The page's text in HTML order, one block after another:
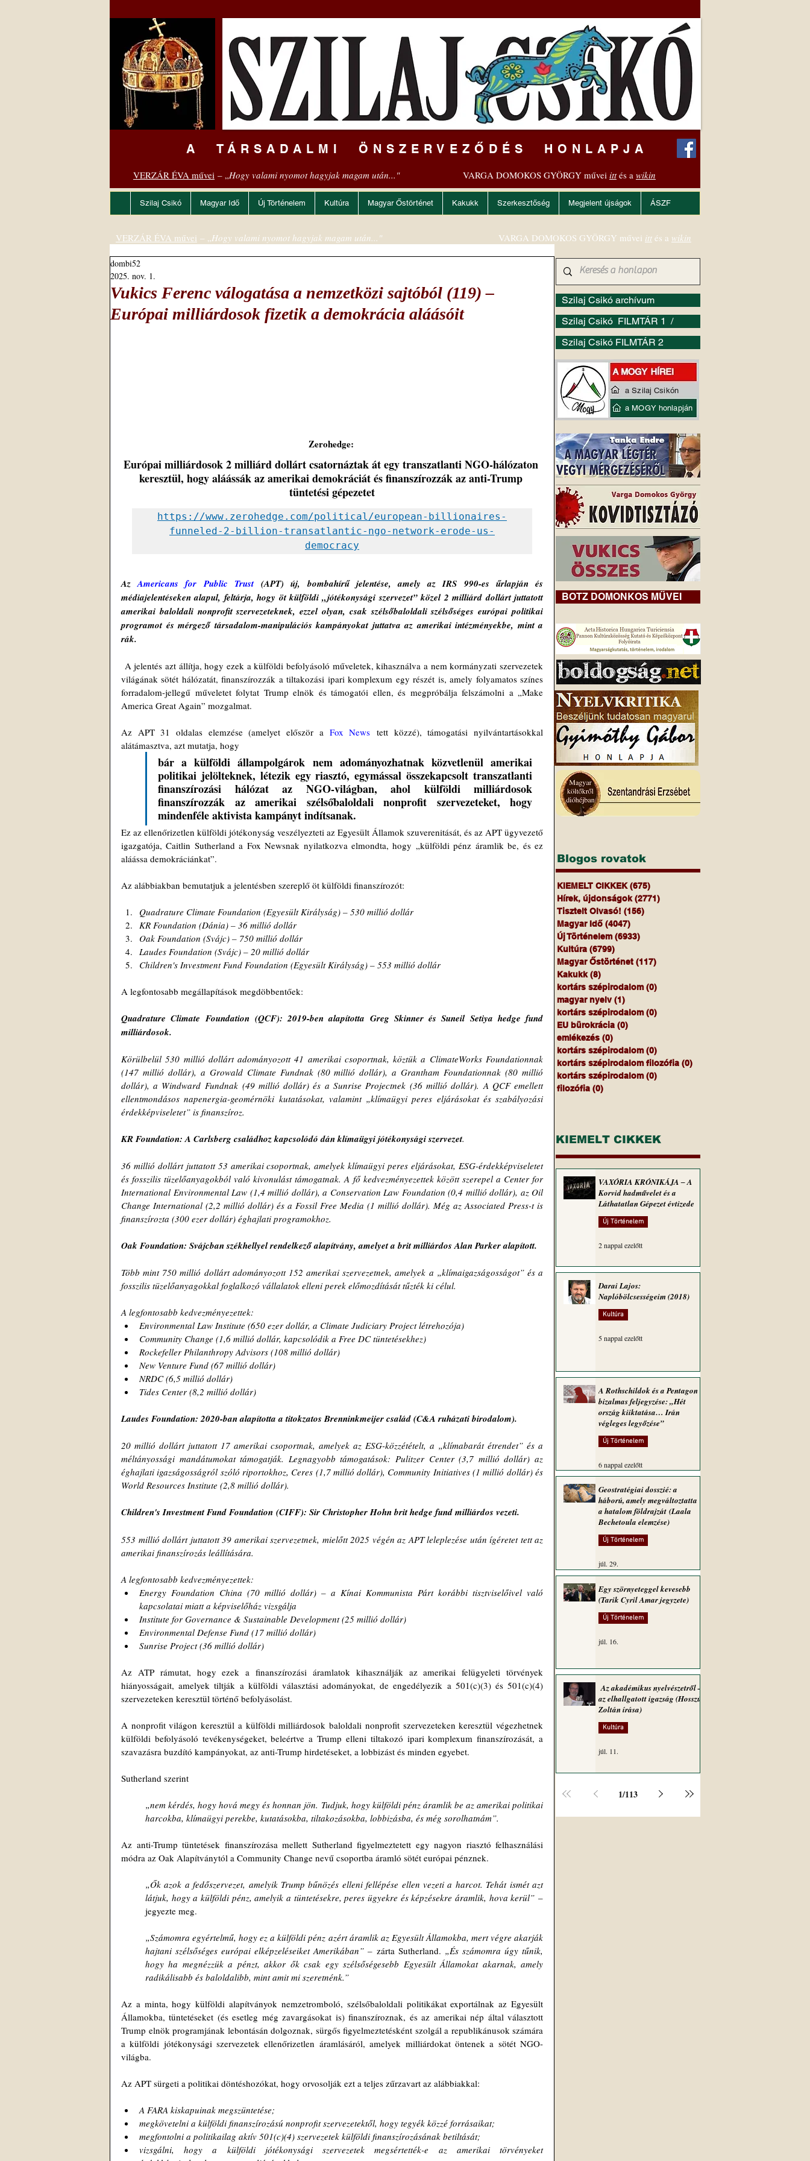
A TÁRSADALMI ÖNSZERVEZŐDÉS HONLAPJA
VERZÁR ÉVA művei – „Hogy valami nyomot hagyjak magam után..." VARGA DOMOKOS GYÖRGY művei ittés a wikin
Szilaj Csikó Magyar Idő Új Történelem Kultúra Magyar Őstörténet Kakukk Szerkesztőség Megjelent újságok ÁSZF
Vukics Ferenc válogatása a nemzetközi sajtóból (119) –
Európai milliárdosok fizetik a demokrácia aláásóit
dombi52
2025. nov. 1.
Zerohedge:
Európai milliárdosok 2 milliárd dollárt csatornáztak át egy transzatlanti NGO-hálózaton
keresztül, hogy aláássák az amerikai demokráciát és finanszírozzák az anti-Trump
tüntetési gépezetet
https://www.zerohedge.com/political/european-billionaires-
funneled-2-billion-transatlantic-ngo-network-erode-us-
democracy
Az Americans for Public Trust (APT) új, bombahírű jelentése, amely az IRS 990-es űrlapján és
médiajelentéseken alapul, feltárja, hogy öt külföldi „jótékonysági szervezet” közel 2 milliárd dollárt juttatott
amerikai baloldali nonprofit szervezeteknek, ezzel olyan, csak szélsőbaloldali szélsőséges európai politikai
programot és mérgező társadalom-manipulációs kampányokat juttatva az amerikai intézményekbe, mint a
rák.
A jelentés azt állítja, hogy ezek a külföldi befolyásoló műveletek, kihasználva a nem kormányzati szervezetek
világának sötét hálózatát, finanszírozzák a tiltakozási ipari komplexum egy részét is, amely folyamatos színes
forradalom-jellegű műveletet folytat Trump elnök és támogatói ellen, és megpróbálja felszámolni a „Make
America Great Again” mozgalmat.
Az APT 31 oldalas elemzése (amelyet először a Fox News tett közzé), támogatási nyilvántartásokkal
alátámasztva, azt mutatja, hogy
bár a külföldi állampolgárok nem adományozhatnak közvetlenül amerikai
politikai jelölteknek, létezik egy riasztó, egymással összekapcsolt transzatlanti
finanszírozási hálózat az NGO-világban, ahol külföldi milliárdosok
finanszírozzák az amerikai szélsőbaloldali nonprofit szervezeteket, hogy
mindenféle aktivista kampányt indítsanak.
Ez az ellenőrizetlen külföldi jótékonyság veszélyezteti az Egyesült Államok szuverenitását, és az APT ügyvezető
igazgatója, Caitlin Sutherland a Fox Newsnak nyilatkozva elmondta, hogy „külföldi pénz áramlik be, és ez
aláássa demokráciánkat”.
Az alábbiakban bemutatjuk a jelentésben szereplő öt külföldi finanszírozót:
Quadrature Climate Foundation (Egyesült Királyság) – 530 millió dollár
KR Foundation (Dánia) – 36 millió dollár
Oak Foundation (Svájc) – 750 millió dollár
Laudes Foundation (Svájc) – 20 millió dollár
Children's Investment Fund Foundation (Egyesült Királyság) – 553 millió dollár
A legfontosabb megállapítások megdöbbentőek:
Quadrature Climate Foundation (QCF): 2019-ben alapította Greg Skinner és Suneil Setiya hedge fund
milliárdosok.
Körülbelül 530 millió dollárt adományozott 41 amerikai csoportnak, köztük a ClimateWorks Foundationnak
(147 millió dollár), a Growald Climate Fundnak (80 millió dollár), a Grantham Foundationnak (80 millió
dollár), a Windward Fundnak (49 millió dollár) és a Sunrise Projectnek (36 millió dollár). A QCF emellett
ellentmondásos napenergia-geomérnöki kutatásokat, valamint „klímaügyi peres eljárásokat és szabályozási
érdekképviseletet” is finanszíroz.
KR Foundation: A Carlsberg családhoz kapcsolódó dán klímaügyi jótékonysági szervezet.
36 millió dollárt juttatott 53 amerikai csoportnak, amelyek klímaügyi peres eljárásokat, ESG-érdekképviseletet
és fosszilis tüzelőanyagokból való kivonulást támogatnak. A fő kedvezményezettek között szerepel a Center for
International Environmental Law (1,4 millió dollár), a Conservation Law Foundation (0,4 millió dollár), az Oil
Change International (2,2 millió dollár) és a Fossil Free Media (1 millió dollár). Még az Associated Press-t is
finanszírozta (300 ezer dollár) éghajlati programokhoz.
Oak Foundation: Svájcban székhellyel rendelkező alapítvány, amelyet a brit milliárdos Alan Parker alapított.
Több mint 750 millió dollárt adományozott 152 amerikai szervezetnek, amelyek a „klímaigazságosságot” és a
fosszilis tüzelőanyagokkal foglalkozó vállalatok elleni perek előmozdítását tűzték ki célul.
A legfontosabb kedvezményezettek:
Environmental Law Institute (650 ezer dollár, a Climate Judiciary Project létrehozója)
Community Change (1,6 millió dollár, kapcsolódik a Free DC tüntetésekhez)
Rockefeller Philanthropy Advisors (108 millió dollár)
New Venture Fund (67 millió dollár)
NRDC (6,5 millió dollár)
Tides Center (8,2 millió dollár)
Laudes Foundation: 2020-ban alapította a titokzatos Brenninkmeijer család (C&A ruházati birodalom).
20 millió dollárt juttatott 17 amerikai csoportnak, amelyek az ESG-közzétételt, a „klímabarát étrendet” és a
méltányossági mandátumokat támogatják. Legnagyobb támogatások: Pulitzer Center (3,7 millió dollár) az
éghajlati igazságosságról szóló riportokhoz, Ceres (1,7 millió dollár), Community Initiatives (1 millió dollár) és
World Resources Institute (2,8 millió dollár).
Children's Investment Fund Foundation (CIFF): Sir Christopher Hohn brit hedge fund milliárdos vezeti.
553 millió dollárt juttatott 39 amerikai szervezetnek, mielőtt 2025 végén az APT leleplezése után ígéretet tett az
amerikai finanszírozás leállítására.
A legfontosabb kedvezményezettek:
Energy Foundation China (70 millió dollár) – a Kínai Kommunista Párt korábbi tisztviselőivel való
kapcsolatai miatt a képviselőház vizsgálja
Institute for Governance & Sustainable Development (25 millió dollár)
Environmental Defense Fund (17 millió dollár)
Sunrise Project (36 millió dollár)
Az ATP rámutat, hogy ezek a finanszírozási áramlatok kihasználják az amerikai felügyeleti törvények
hiányosságait, amelyek tiltják a külföldi választási adományokat, de engedélyezik a 501(c)(3) és 501(c)(4)
szervezeteken keresztül történő befolyásolást.
A nonprofit világon keresztül a külföldi milliárdosok baloldali nonprofit szervezeteken keresztül végezhetnek
külföldi befolyásoló tevékenységeket, beleértve a Trump elleni tiltakozó ipari komplexum finanszírozását, a
szavazásra buzdító kampányokat, az anti-Trump hirdetéseket, a lobbizást és minden egyebet.
Sutherland szerint
„nem kérdés, hogy hová megy és honnan jön. Tudjuk, hogy külföldi pénz áramlik be az amerikai politikai
harcokba, klímaügyi perekbe, kutatásokba, tiltakozásokba, lobbizásba, és még sorolhatnám”.
Az anti-Trump tüntetések finanszírozása mellett Sutherland figyelmeztetett egy nagyon riasztó felhasználási
módra az Oak Alapítványtól a Community Change nevű csoportba áramló sötét európai pénznek.
„Ők azok a fedőszervezet, amelyik Trump bűnözés elleni fellépése ellen vezeti a harcot. Tehát ismét azt
látjuk, hogy a külföldi pénz, amelyik a tüntetésekre, peres ügyekre és képzésekre áramlik, hova kerül” –
jegyezte meg.
„Számomra egyértelmű, hogy ez a külföldi pénz azért áramlik az Egyesült Államokba, mert végre akarják
hajtani szélsőséges európai elképzeléseiket Amerikában” – zárta Sutherland. „És számomra úgy tűnik,
hogy ha megnézzük a pénzt, akkor ők csak egy szélsőségesebb Egyesült Államokat akarnak, amely
radikálisabb és baloldalibb, mint amit mi szeretnénk.”
Az a minta, hogy külföldi alapítványok nemzetromboló, szélsőbaloldali politikákat exportálnak az Egyesült
Államokba, tüntetéseket (és esetleg még zavargásokat is) finanszíroznak, és az amerikai nép által választott
Trump elnök programjának lebontásán dolgoznak, sürgős figyelmeztetésként szolgál a republikánusok számára
a külföldi jótékonysági szervezetek ellenőrizetlen áramlásáról, amelyek milliárdokat öntenek a sötét NGO-
világba.
Az APT sürgeti a politikai döntéshozókat, hogy orvosolják ezt a teljes zűrzavart az alábbiakkal:
A FARA kiskapuinak megszüntetése;
megkövetelni a külföldi finanszírozású nonprofit szervezetektől, hogy tegyék közzé forrásaikat;
megfontolni a politikailag aktív 501(c)(4) szervezetek külföldi finanszírozásának betiltását;
vizsgálni, hogy a külföldi jótékonysági szervezetek megsértették-e az amerikai törvényeket
Szilaj Csikó archívum
Szilaj Csikó FILMTÁR 1 /
Szilaj Csikó FILMTÁR 2
VERZÁR ÉVA művei – „Hogy valami nyomot hagyjak magam után..." VARGA DOMOKOS GYÖRGY művei itt és a wikin
BOTZ DOMONKOS MŰVEI
Blogos rovatok
KIEMELT CIKKEK (675)
Hírek, újdonságok (2771)
Tisztelt Olvasó! (156)
Magyar Idő (4047)
Új Történelem (6933)
Kultúra (6799)
Magyar Őstörténet (117)
Kakukk (8)
kortárs szépirodalom (0)
magyar nyelv (1)
kortárs szépirodalom (0)
EU bürokrácia (0)
emlékezés (0)
kortárs szépirodalom (0)
kortárs szépirodalom filozófia (0)
kortárs szépirodalom (0)
filozófia (0)
KIEMELT CIKKEK
VAXÓRIA KRÓNIKÁJA ‒ A
Korvid hadművelet és a
Láthatatlan Gépezet évtizede
Új Történelem
2 nappal ezelőtt
Darai Lajos:
Naplóbölcsességeim (2018)
Kultúra
5 nappal ezelőtt
A Rothschildok és a Pentagon
bizalmas feljegyzése: „Hét
ország kiiktatása… Irán
végleges legyőzése”
Új Történelem
6 nappal ezelőtt
Geostratégiai dosszié: a
háború, amely megváltoztatta
a hatalom földrajzát (Laala
Bechetoula elemzése)
Új Történelem
júl. 29.
Egy szörnyeteggel kevesebb
(Tarik Cyril Amar jegyzete)
Új Történelem
júl. 16.
Az akadémikus nyelvészetről –
az elhallgatott igazság (Hosszú
Zoltán írása)
Kultúra
júl. 11.
1/113
a Szilaj Csikón
a MOGY honlapján